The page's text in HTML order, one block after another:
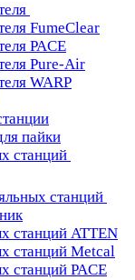
FumeClear
PACE
Pure-Air
WARP
пайки
станций
станций
станций ATTEN
станций Metcal
станций PACE